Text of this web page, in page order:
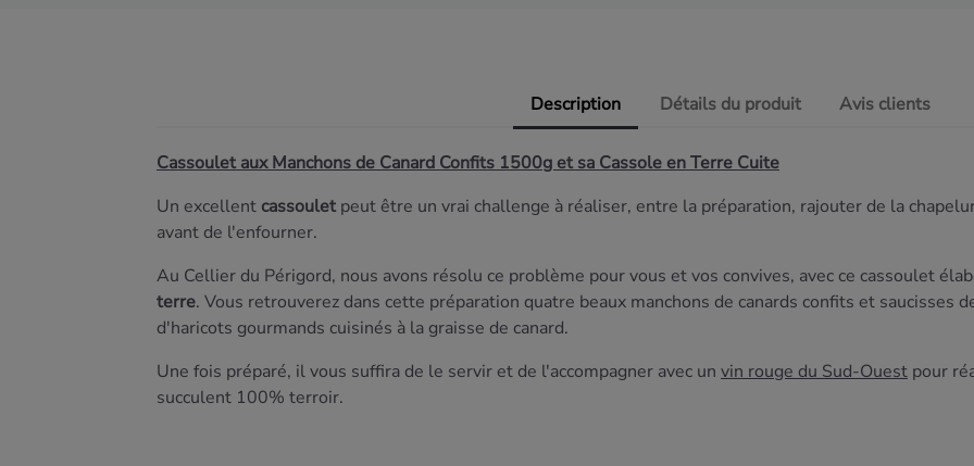
Description Détails du produit Avis clients
Cassoulet aux Manchons de Canard Confits 1500g et sa Cassole en Terre Cuite
Un excellent cassouletpeut être un vrai challenge à réaliser, entre la préparation, rajouter de la
avant de l'enfourner.
Au Cellier du Périgord, nous avons résolu ce problème pour vous et vos convives, avec ce cassoulet
terre. Vous retrouverez dans cette préparation quatre beaux manchons de canards confits et saucisses
d'haricots gourmands cuisinés à la graisse de canard.
Une fois préparé, il vous suffira de le servir et de l'accompagner avec un vin rouge du Sud-Ouest pour
succulent 100% terroir.